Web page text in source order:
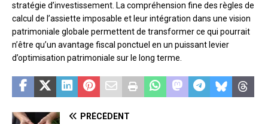
stratégie d’investissement. La compréhension fine des règles de
calcul de l’assiette imposable et leur intégration dans une vision
patrimoniale globale permettent de transformer ce qui pourrait
n’être qu’un avantage fiscal ponctuel en un puissant levier
d’optimisation patrimoniale sur le long terme.
PRÉCÉDENT